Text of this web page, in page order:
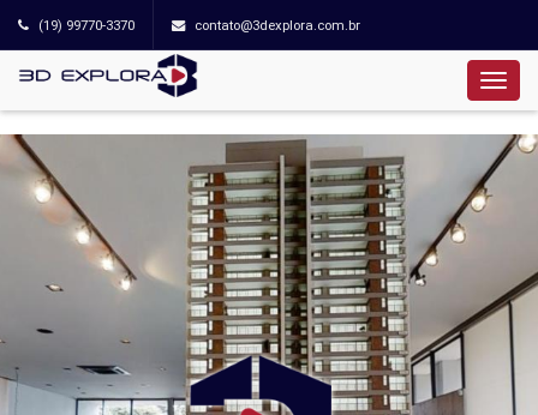
(19) 99770-3370 contato@3dexplora.com.br